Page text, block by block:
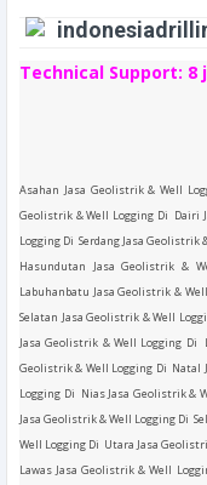
Technical Support: 8
Asahan Jasa Geolistrik & Well
Geolistrik & Well Logging Di Dairi
Logging Di Serdang Jasa Geolistrik
Hasundutan Jasa Geolistrik &
Labuhanbatu Jasa Geolistrik &
Selatan Jasa Geolistrik & Well
Jasa Geolistrik & Well Logging Di
Geolistrik & Well Logging Di Natal
Logging Di Nias Jasa Geolistrik &
Jasa Geolistrik & Well Logging Di
Well Logging Di Utara Jasa
Lawas Jasa Geolistrik & Well